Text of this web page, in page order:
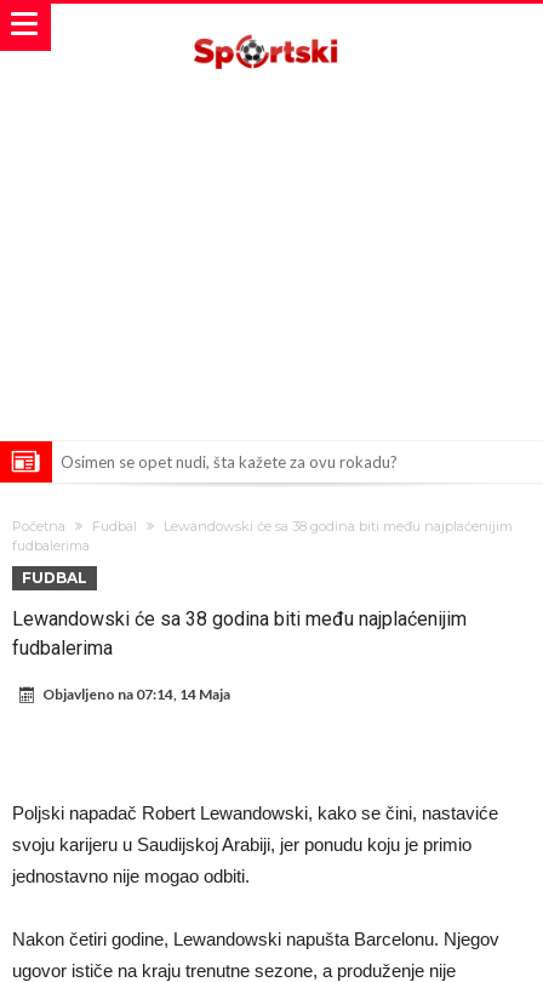
Osimen se opet nudi, šta kažete za ovu rokadu?
Sada je jasno zašto je došao: “Luda” klauzula iz Salahovog ugovora s
Turcima je otkrivena
Predsjednik velikana otkrio pregovore sa Dušanom Vlahovićem
Ronaldo objavio slike iz garaže. “Moje igračke”
fudbalski svijet
Početna Fudbal
Lewandowski će sa 38 godina biti među najplaćenijim
fudbalerima
FUDBAL
Lewandowski će sa 38 godina biti među najplaćenijim
fudbalerima
Objavljeno na 07:14, 14 Maja
Poljski napadač Robert Lewandowski, kako se čini, nastaviće
svoju karijeru u Saudijskoj Arabiji, jer ponudu koju je primio
jednostavno nije mogao odbiti.
Nakon četiri godine, Lewandowski napušta Barcelonu. Njegov
ugovor ističe na kraju trenutne sezone, a produženje nije